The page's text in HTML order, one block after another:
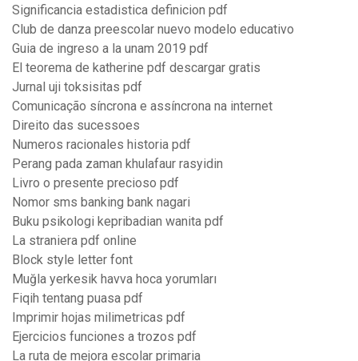
Significancia estadistica definicion pdf
Club de danza preescolar nuevo modelo educativo
Guia de ingreso a la unam 2019 pdf
El teorema de katherine pdf descargar gratis
Jurnal uji toksisitas pdf
Comunicação síncrona e assíncrona na internet
Direito das sucessoes
Numeros racionales historia pdf
Perang pada zaman khulafaur rasyidin
Livro o presente precioso pdf
Nomor sms banking bank nagari
Buku psikologi kepribadian wanita pdf
La straniera pdf online
Block style letter font
Muğla yerkesik havva hoca yorumları
Fiqih tentang puasa pdf
Imprimir hojas milimetricas pdf
Ejercicios funciones a trozos pdf
La ruta de mejora escolar primaria